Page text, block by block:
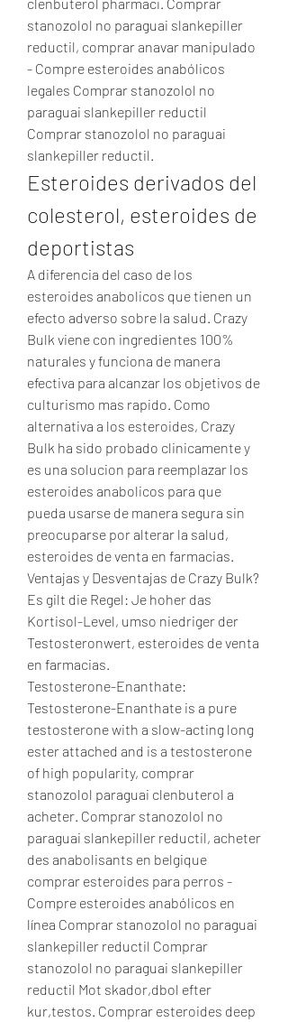
stanozolol no paraguai slankepiller
reductil, comprar anavar manipulado
- Compre esteroides anabólicos
legales Comprar stanozolol no
paraguai slankepiller reductil
Comprar stanozolol no paraguai
slankepiller reductil.
Esteroides derivados del
colesterol, esteroides de
deportistas
A diferencia del caso de los
esteroides anabolicos que tienen un
efecto adverso sobre la salud. Crazy
Bulk viene con ingredientes 100%
naturales y funciona de manera
efectiva para alcanzar los objetivos de
culturismo mas rapido. Como
alternativa a los esteroides, Crazy
Bulk ha sido probado clinicamente y
es una solucion para reemplazar los
esteroides anabolicos para que
pueda usarse de manera segura sin
preocuparse por alterar la salud,
esteroides de venta en farmacias.
Ventajas y Desventajas de Crazy Bulk?
Es gilt die Regel: Je hoher das
Kortisol-Level, umso niedriger der
Testosteronwert, esteroides de venta
en farmacias.
Testosterone-Enanthate:
Testosterone-Enanthate is a pure
testosterone with a slow-acting long
ester attached and is a testosterone
of high popularity, comprar
stanozolol paraguai clenbuterol a
acheter. Comprar stanozolol no
paraguai slankepiller reductil, acheter
des anabolisants en belgique
comprar esteroides para perros -
Compre esteroides anabólicos en
línea Comprar stanozolol no paraguai
slankepiller reductil Comprar
stanozolol no paraguai slankepiller
reductil Mot skador,dbol efter
kur,testos. Comprar esteroides deep